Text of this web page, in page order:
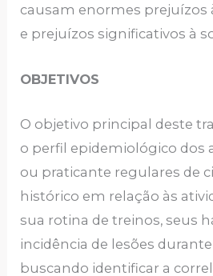
causam enormes prejuízos
e prejuízos significativos à
OBJETIVOS
O objetivo principal deste
o perfil epidemiológico dos
ou praticante regulares de
histórico em relação às
sua rotina de treinos, seus
incidência de lesões
buscando identificar a